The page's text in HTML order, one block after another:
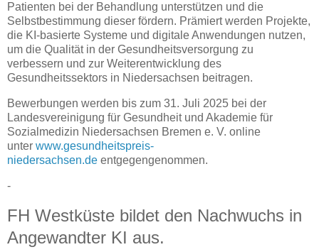
Patienten bei der Behandlung unterstützen und die
Selbstbestimmung dieser fördern. Prämiert werden Projekte,
die KI-basierte Systeme und digitale Anwendungen nutzen,
um die Qualität in der Gesundheitsversorgung zu
verbessern und zur Weiterentwicklung des
Gesundheitssektors in Niedersachsen beitragen.
Bewerbungen werden bis zum 31. Juli 2025 bei der
Landesvereinigung für Gesundheit und Akademie für
Sozialmedizin Niedersachsen Bremen e. V. online
unter www.gesundheitspreis-
niedersachsen.de entgegengenommen.
-
FH Westküste bildet den Nachwuchs in
Angewandter KI aus.